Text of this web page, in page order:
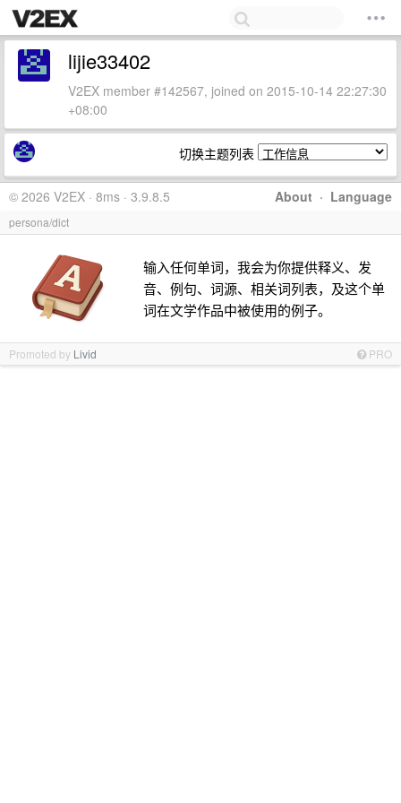
lijie33402
V2EX member #142567, joined on 2015-10-14 22:27:30
+08:00
切换主题列表
About · Language
© 2026 V2EX · 8ms · 3.9.8.5
persona/dict
输入任何单词，我会为你提供释义、发
音、例句、词源、相关词列表，及这个单
词在文学作品中被使用的例子。
Promoted by Livid PRO